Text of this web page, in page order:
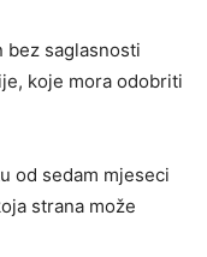
bez saglasnosti
koje mora odobriti
od sedam mjeseci
strana može